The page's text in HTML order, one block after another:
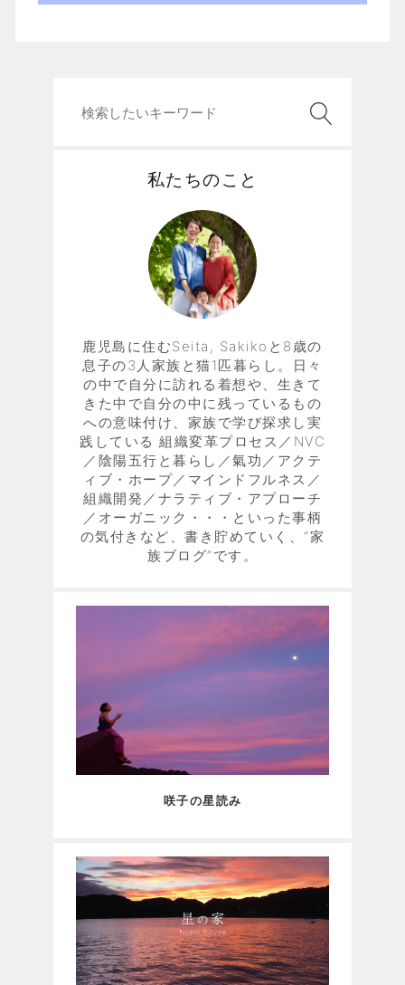
私たちのこと
鹿児島に住むSeita, Sakikoと8歳の
息子の3人家族と猫1匹暮らし。日々
の中で自分に訪れる着想や、生きて
きた中で自分の中に残っているもの
への意味付け、家族で学び探求し実
践している 組織変革プロセス／NVC
／陰陽五行と暮らし／氣功／アクテ
ィブ・ホープ／マインドフルネス／
組織開発／ナラティブ・アプローチ
／オーガニック・・・といった事柄
の気付きなど、書き貯めていく、“家
族ブログ”です。
咲子の星読み